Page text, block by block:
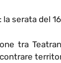
serata del
tra